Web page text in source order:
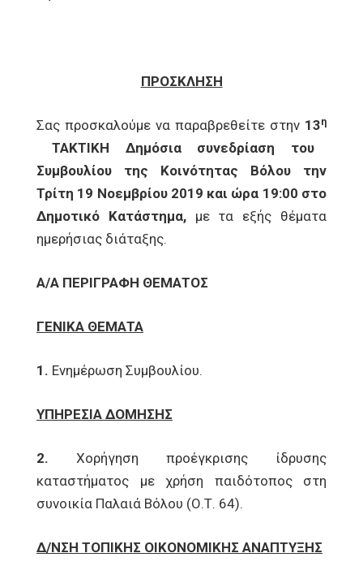
ΠΡΟΣΚΛΗΣΗ
Σας προσκαλούμε να παραβρεθείτε στην 13η
ΤΑΚΤΙΚΗ Δημόσια συνεδρίαση του
Συμβουλίου της Κοινότητας Βόλου την
Τρίτη 19 Νοεμβρίου 2019 και ώρα 19:00 στο
Δημοτικό Κατάστημα, με τα εξής θέματα
ημερήσιας διάταξης.
Α/Α ΠΕΡΙΓΡΑΦΗ ΘΕΜΑΤΟΣ
ΓΕΝΙΚΑ ΘΕΜΑΤΑ
1. Ενημέρωση Συμβουλίου.
ΥΠΗΡΕΣΙΑ ΔΟΜΗΣΗΣ
2. Χορήγηση προέγκρισης ίδρυσης
καταστήματος με χρήση παιδότοπος στη
συνοικία Παλαιά Βόλου (Ο.Τ. 64).
Δ/ΝΣΗ ΤΟΠΙΚΗΣ ΟΙΚΟΝΟΜΙΚΗΣ ΑΝΑΠΤΥΞΗΣ